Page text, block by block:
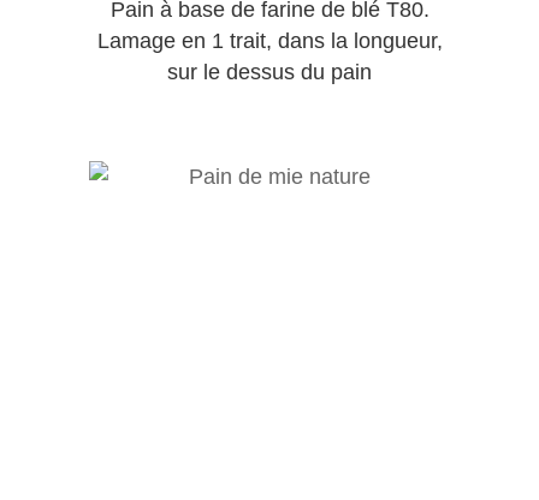
Pain à base de farine de blé T80.
Lamage en 1 trait, dans la longueur,
sur le dessus du pain